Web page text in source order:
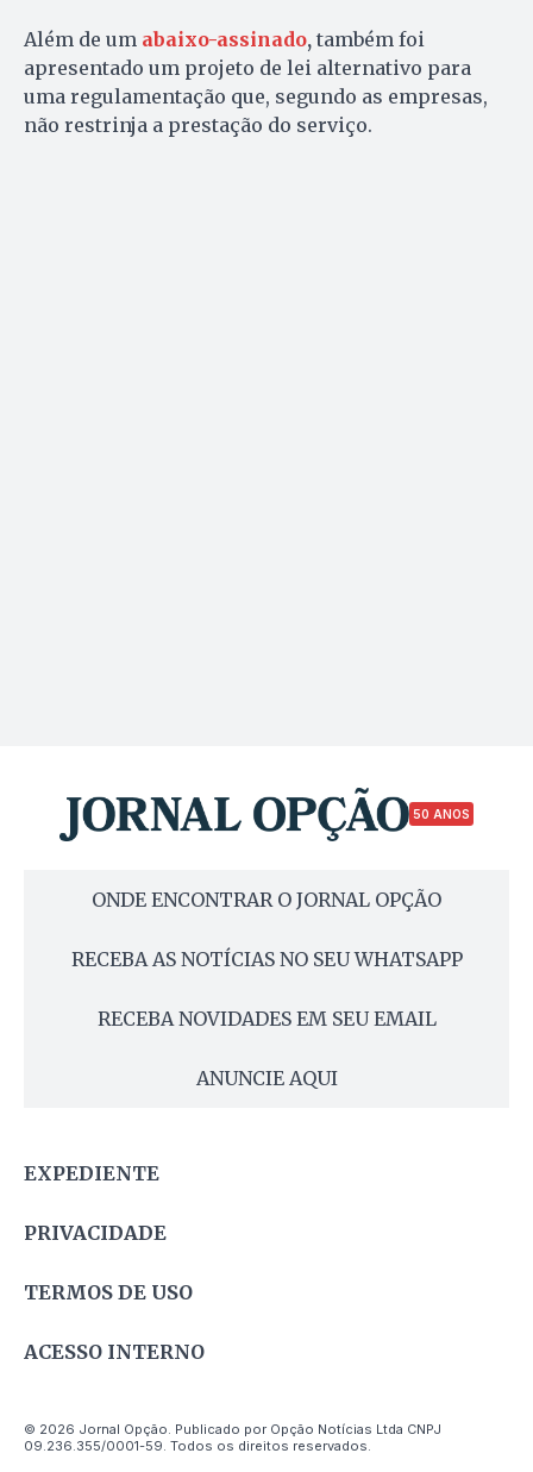
Além de um abaixo-assinado, também foi
apresentado um projeto de lei alternativo para
uma regulamentação que, segundo as empresas,
não restrinja a prestação do serviço.
50 ANOS
ONDE ENCONTRAR O JORNAL OPÇÃO
RECEBA AS NOTÍCIAS NO SEU WHATSAPP
RECEBA NOVIDADES EM SEU EMAIL
ANUNCIE AQUI
EXPEDIENTE
PRIVACIDADE
TERMOS DE USO
ACESSO INTERNO
© 2026 Jornal Opção. Publicado por Opção Notícias Ltda CNPJ
09.236.355/0001-59. Todos os direitos reservados.